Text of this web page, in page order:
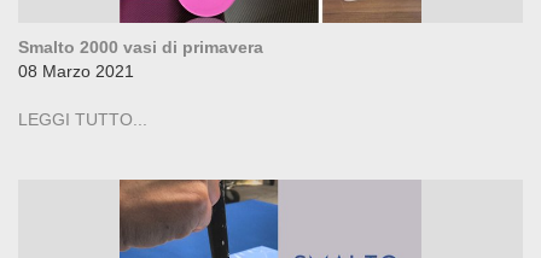
Smalto 2000 vasi di primavera
08 Marzo 2021
LEGGI TUTTO...